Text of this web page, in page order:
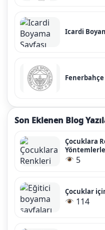
Icardi
Fenerbahçe
Son Eklenen Blog
Çocuklara
5
Çocuklar
114